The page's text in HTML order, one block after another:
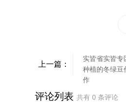
上一篇：
实皆省实皆专
种植的冬绿豆
作
评论列表 共有 0 条评论